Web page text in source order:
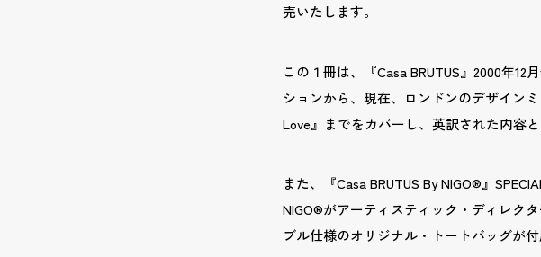
売いたします。
この１冊は、『Casa BRUTUS』2000年
ションから、現在、ロンドンのデザイン
Love』までをカバーし、英訳された内容
また、『Casa BRUTUS By NIGO®』
NIGO®がアーティスティック・ディレク
ブル仕様のオリジナル・トートバッグが付